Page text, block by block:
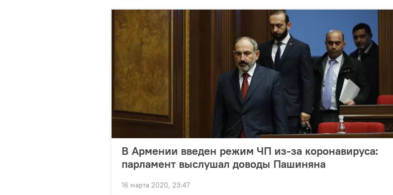
В Армении введен режим ЧП из-за коронавируса:
парламент выслушал доводы Пашиняна
16 марта 2020, 23:47